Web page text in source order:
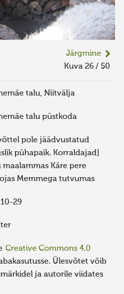
Järgmine
Kuva 26 / 50
talu, Niitvälja
talu püstkoda
pole jäädvustatud
pühapaik. Korraldajad]
maalammas Käre pere
Memmega tutvumas
29
Creative Commons 4.0
Ülesvõtet võib
ja autorile viidates